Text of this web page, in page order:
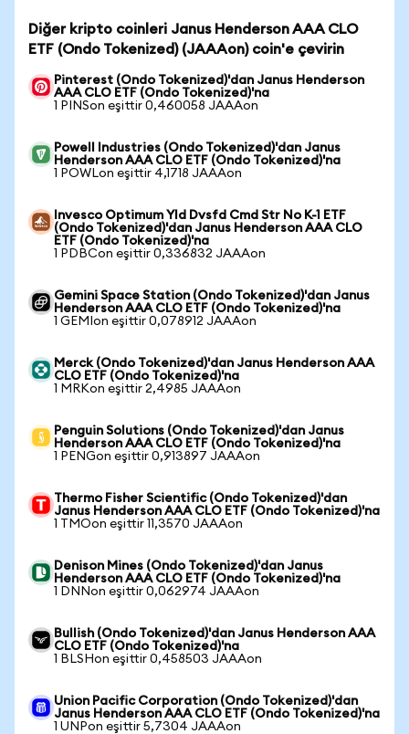
Diğer kripto coinleri Janus Henderson AAA CLO
ETF (Ondo Tokenized) (JAAAon) coin'e çevirin
Pinterest (Ondo Tokenized)'dan Janus Henderson
AAA CLO ETF (Ondo Tokenized)'na
1 PINSon eşittir 0,460058 JAAAon
Powell Industries (Ondo Tokenized)'dan Janus
Henderson AAA CLO ETF (Ondo Tokenized)'na
1 POWLon eşittir 4,1718 JAAAon
Invesco Optimum Yld Dvsfd Cmd Str No K-1 ETF
(Ondo Tokenized)'dan Janus Henderson AAA CLO
ETF (Ondo Tokenized)'na
1 PDBCon eşittir 0,336832 JAAAon
Gemini Space Station (Ondo Tokenized)'dan Janus
Henderson AAA CLO ETF (Ondo Tokenized)'na
1 GEMIon eşittir 0,078912 JAAAon
Merck (Ondo Tokenized)'dan Janus Henderson AAA
CLO ETF (Ondo Tokenized)'na
1 MRKon eşittir 2,4985 JAAAon
Penguin Solutions (Ondo Tokenized)'dan Janus
Henderson AAA CLO ETF (Ondo Tokenized)'na
1 PENGon eşittir 0,913897 JAAAon
Thermo Fisher Scientific (Ondo Tokenized)'dan
Janus Henderson AAA CLO ETF (Ondo Tokenized)'na
1 TMOon eşittir 11,3570 JAAAon
Denison Mines (Ondo Tokenized)'dan Janus
Henderson AAA CLO ETF (Ondo Tokenized)'na
1 DNNon eşittir 0,062974 JAAAon
Bullish (Ondo Tokenized)'dan Janus Henderson AAA
CLO ETF (Ondo Tokenized)'na
1 BLSHon eşittir 0,458503 JAAAon
Union Pacific Corporation (Ondo Tokenized)'dan
Janus Henderson AAA CLO ETF (Ondo Tokenized)'na
1 UNPon eşittir 5,7304 JAAAon